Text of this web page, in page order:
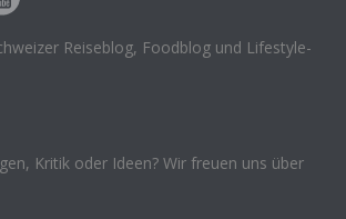
Reiseblog, Foodblog und Lifestyle-
Kritik oder Ideen? Wir freuen uns über